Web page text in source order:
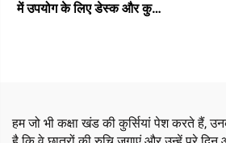
में उपयोग के लिए डेस्क और कुर्सी
हम जो भी कक्षा खंड की कुर्सियां पेश करते हैं,